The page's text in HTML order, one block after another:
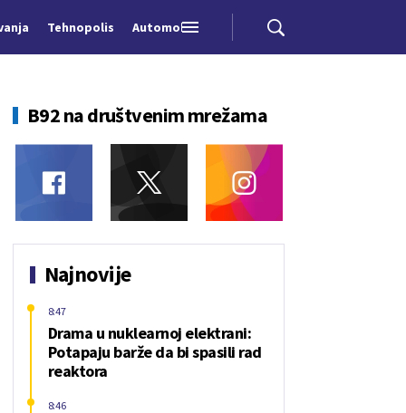
Tehnopolis Automobili
B92 na društvenim mrežama
Najnovije
Drama u nuklearnoj elektrani:
Potapaju barže da bi spasili rad
reaktora
8:47
8:46